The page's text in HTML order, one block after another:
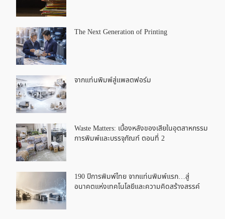
The Next Generation of Printing
จากแท่นพิมพ์สู่แพลตฟอร์ม
Waste Matters: เบื้องหลังของเสียในอุตสาหกรรม
การพิมพ์และบรรจุภัณฑ์ ตอนที่ 2
190 ปีการพิมพ์ไทย จากแท่นพิมพ์แรก…สู่
อนาคตแห่งเทคโนโลยีและความคิดสร้างสรรค์